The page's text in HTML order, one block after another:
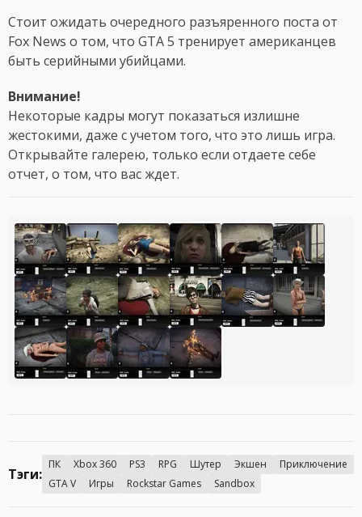
Стоит ожидать очередного разъяренного поста от
Fox News о том, что GTA 5 тренирует американцев
быть серийными убийцами.
Внимание!
Некоторые кадры могут показаться излишне
жестокими, даже с учетом того, что это лишь игра.
Открывайте галерею, только если отдаете себе
отчет, о том, что вас ждет.
Тэги:
ПК Xbox 360 PS3 RPG Шутер Экшен
Приключение
GTA V
Игры Rockstar Games Sandbox